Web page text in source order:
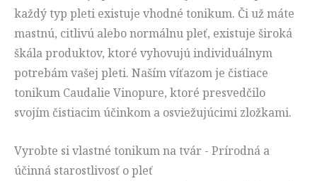
každý typ pleti existuje vhodné tonikum. Či už máte
mastnú, citlivú alebo normálnu pleť, existuje široká
škála produktov, ktoré vyhovujú individuálnym
potrebám vašej pleti. Naším víťazom je čistiace
tonikum Caudalie Vinopure, ktoré presvedčilo
svojím čistiacim účinkom a osviežujúcimi zložkami.
Vyrobte si vlastné tonikum na tvár - Prírodná a
účinná starostlivosť o pleť